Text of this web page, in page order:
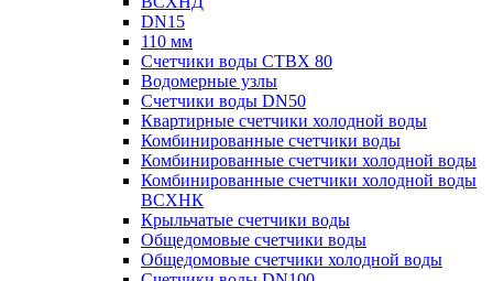
DN15
110 мм
Счетчики воды СТВХ 80
Водомерные узлы
Счетчики воды DN50
Квартирные счетчики холодной воды
Комбинированные счетчики воды
Комбинированные счетчики холодной воды
Комбинированные счетчики холодной воды
ВСХНК
Крыльчатые счетчики воды
Общедомовые счетчики воды
Общедомовые счетчики холодной воды